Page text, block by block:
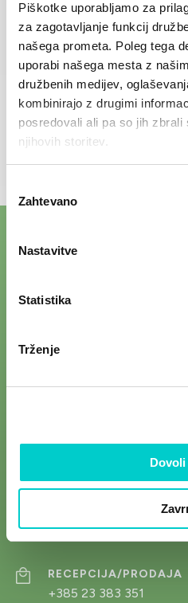
Piškotke uporabljamo za
za zagotavljanje funkcij
našega prometa. Poleg tega
uporabi našega mesta z
družbenih medijev,
kombinirajo z drugimi
posredovali ali pa so jih zbrali
njihovih storitev.
soglasja
Zahtevano
Nastavitve
Statistika
Trženje
Dovoli
Kontaktirajte nas
RECEPCIJA/PRODAJA
+385 23 383 351